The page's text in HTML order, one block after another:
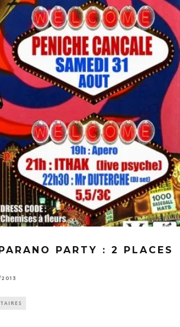
PARTY : 2 PLACES